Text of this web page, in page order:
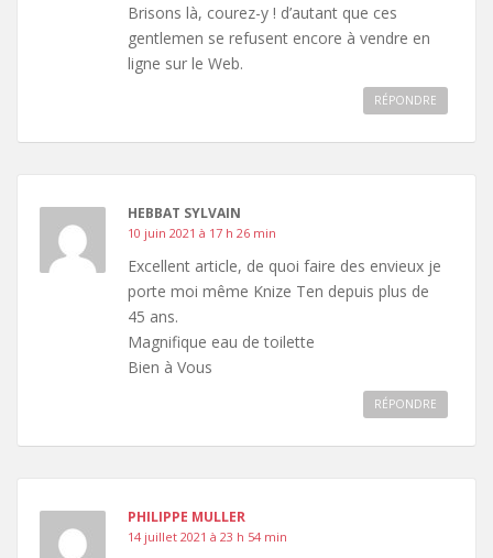
Brisons là, courez-y ! d’autant que ces
gentlemen se refusent encore à vendre en
ligne sur le Web.
RÉPONDRE
HEBBAT SYLVAIN
10 juin 2021 à 17 h 26 min
Excellent article, de quoi faire des envieux je
porte moi même Knize Ten depuis plus de
45 ans.
Magnifique eau de toilette
Bien à Vous
RÉPONDRE
PHILIPPE MULLER
14 juillet 2021 à 23 h 54 min